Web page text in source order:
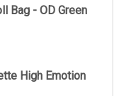
Bag - OD Green
High Emotion